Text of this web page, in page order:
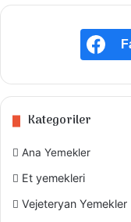
Kategoriler
Ana Yemekler
Et yemekleri
Vejeteryan Yemekler